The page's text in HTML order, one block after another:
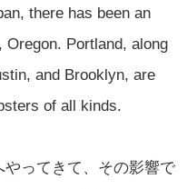
there has been an
Portland, along
and Brooklyn, are
of all kinds.
ってきて、その影響で